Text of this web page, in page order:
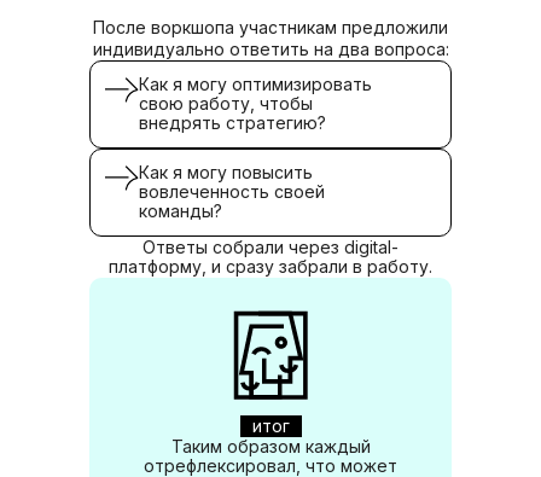
После воркшопа участникам предложили
индивидуально ответить на два вопроса:
Как я могу оптимизировать
свою работу, чтобы
внедрять стратегию?
Как я могу повысить
вовлеченность своей
команды?
Ответы собрали через digital-
платформу, и сразу забрали в работу.
итог
Таким образом каждый
отрефлексировал, что может
чувствует тонко.
[ ПОЕХАЛИ: КИК-ОФФ
СТРАТЕГИЧЕСКОГО
ПРОЕКТА ]